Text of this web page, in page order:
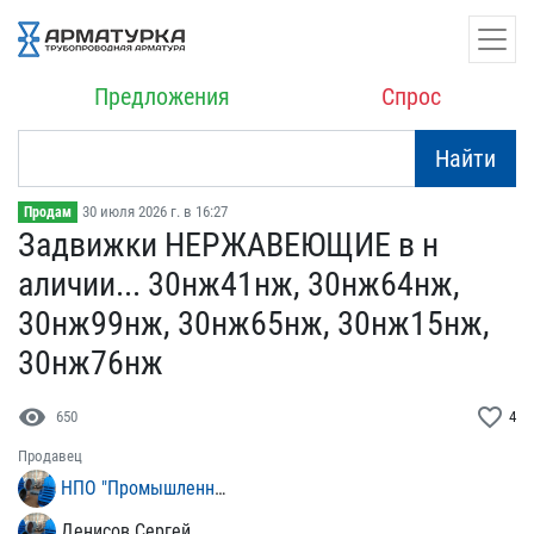
Предложения Спрос
Найти
Продам 30 июля 2026 г. в 16:27
Задвижки НЕРЖАВЕЮЩИЕ в н​
аличии... 30нж41нж, 30нж​64нж,
30нж99нж, 30нж65нж​, 30нж15нж,
30нж76нж
visibility 650 favorite_border 4
Продавец
НПО "Промышленный Стандарт"